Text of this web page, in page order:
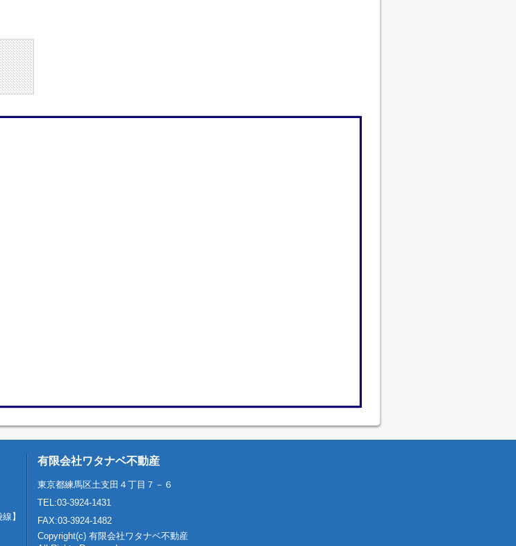
】
有限会社ワタナベ不動産
東京都練馬区土支田４丁目７－６
TEL:03-3924-1431
FAX:03-3924-1482
Copyright(c) 有限会社ワタナベ不動産